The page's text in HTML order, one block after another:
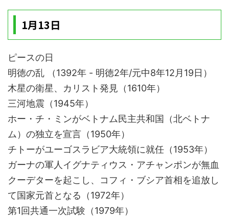
1月13日
ピースの日
明徳の乱 （1392年 - 明徳2年/元中8年12月19日）
木星の衛星、カリスト発見（1610年）
三河地震（1945年）
ホー・チ・ミンがベトナム民主共和国（北ベトナ
ム）の独立を宣言（1950年）
チトーがユーゴスラビア大統領に就任（1953年）
ガーナの軍人イグナティウス・アチャンポンが無血
クーデターを起こし、コフィ・ブシア首相を追放し
て国家元首となる（1972年）
第1回共通一次試験（1979年）